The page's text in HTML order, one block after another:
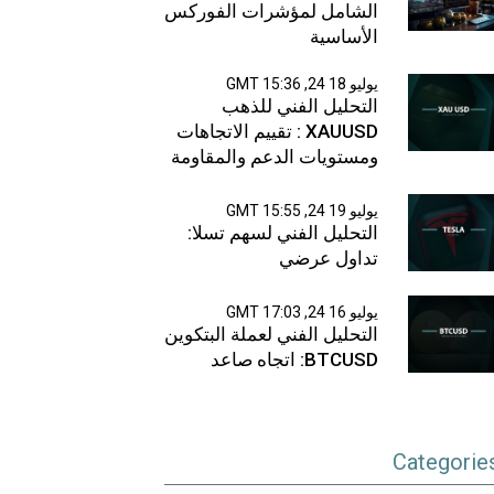
الشامل لمؤشرات الفوركس
الأساسية
يوليو 18 24, 15:36 GMT
التحليل الفني للذهب
XAUUSD : تقييم الاتجاهات
ومستويات الدعم والمقاومة
يوليو 19 24, 15:55 GMT
التحليل الفني لسهم تسلا:
تداول عرضي
يوليو 16 24, 17:03 GMT
التحليل الفني لعملة البتكوين
BTCUSD: اتجاه صاعد